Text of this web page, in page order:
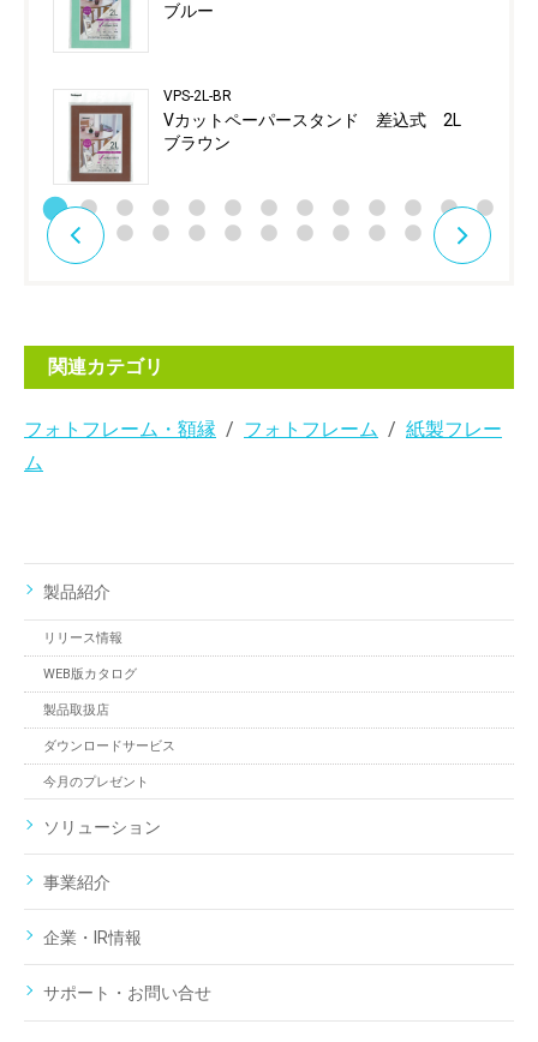
ブルー
VPS-2L-BR
Vカットペーパースタンド 差込式 2L
ブラウン
関連カテゴリ
フォトフレーム・額縁 フォトフレーム
紙製フレー
ム
製品紹介
リリース情報
WEB版カタログ
製品取扱店
ダウンロードサービス
今月のプレゼント
ソリューション
事業紹介
企業・IR情報
サポート・お問い合せ